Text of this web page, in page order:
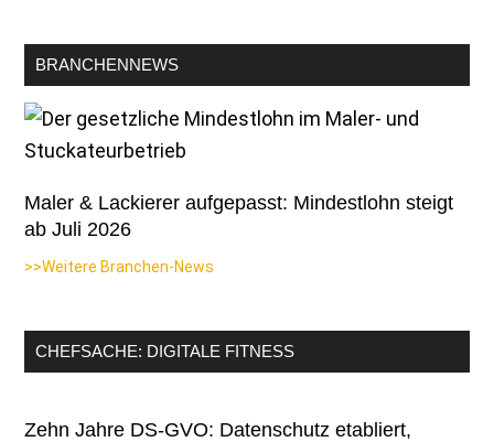
BRANCHENNEWS
Maler & Lackierer aufgepasst: Mindestlohn steigt
ab Juli 2026
>>Weitere Branchen-News
CHEFSACHE: DIGITALE FITNESS
Zehn Jahre DS-GVO: Datenschutz etabliert,